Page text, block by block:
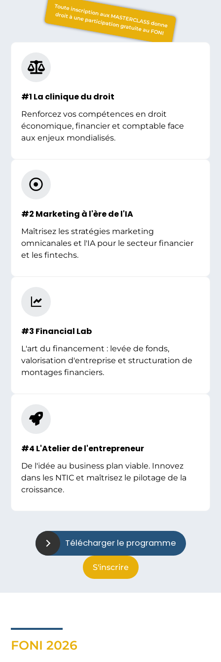
Toute inscription aux MASTERCLASS donne
droit à une participation gratuite au FONI
#1 La clinique du droit
Renforcez vos compétences en droit
économique, financier et comptable face
aux enjeux mondialisés.
#2 Marketing à l'ère de l'IA
Maîtrisez les stratégies marketing
omnicanales et l'IA pour le secteur financier
et les fintechs.
#3 Financial Lab
L'art du financement : levée de fonds,
valorisation d'entreprise et structuration de
montages financiers.
#4 L'Atelier de l'entrepreneur
De l'idée au business plan viable. Innovez
dans les NTIC et maîtrisez le pilotage de la
croissance.
Télécharger le programme
S'inscrire
FONI 2026